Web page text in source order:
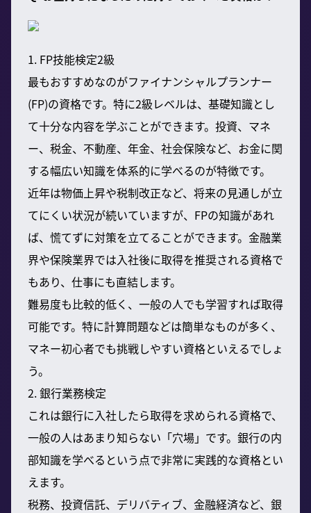
1. FP技能検定2級
最もおすすめなのがファイナンシャルプランナー
(FP)の資格です。特に2級レベルは、基礎知識とし
て十分な内容を学ぶことができます。投資、マネ
ー、税金、不動産、年金、社会保険など、お金に関
する幅広い知識を体系的に学べるのが特徴です。
近年は物価上昇や税制改正など、将来の見通しが立
てにくい状況が続いていますが、FPの知識があれ
ば、慌てずに対策を立てることができます。金融業
界や保険業界では入社後に取得を推奨される資格で
もあり、仕事にも直結します。
難易度も比較的低く、一般の人でも学習すれば取得
可能です。特に計算問題などは簡単なものが多く、
マネー初心者でも挑戦しやすい資格といえるでしょ
う。
2. 銀行業務検定
これは銀行に入社したら取得を求められる資格で、
一般の人はあまり知らない「穴場」です。銀行の内
部知識を学べるという点で非常に実践的な資格とい
えます。
税務、投資信託、デリバティブ、金融経済など、銀